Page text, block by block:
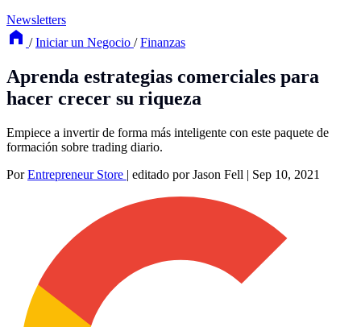
Newsletters
/ Iniciar un Negocio / Finanzas
Aprenda estrategias comerciales para
hacer crecer su riqueza
Empiece a invertir de forma más inteligente con este paquete de
formación sobre trading diario.
PorEntrepreneur Store | editado por Jason Fell | Sep 10, 2021